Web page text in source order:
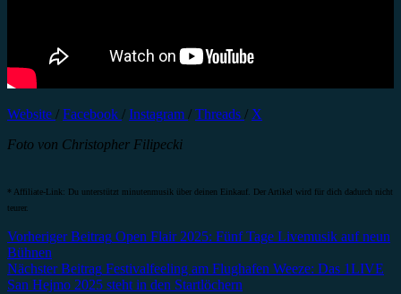
Website / Facebook / Instagram / Threads / X
Foto von Christopher Filipecki
* Affiliate-Link: Du unterstützt minutenmusik über deinen Einkauf. Der Artikel wird für dich dadurch nicht
teurer.
Beitragsnavigation
Vorheriger Beitrag Open Flair 2025: Fünf Tage Livemusik auf neun
Bühnen
Nächster Beitrag Festivalfeeling am Flughafen Weeze: Das 1LIVE
San Hejmo 2025 steht in den Startlöchern